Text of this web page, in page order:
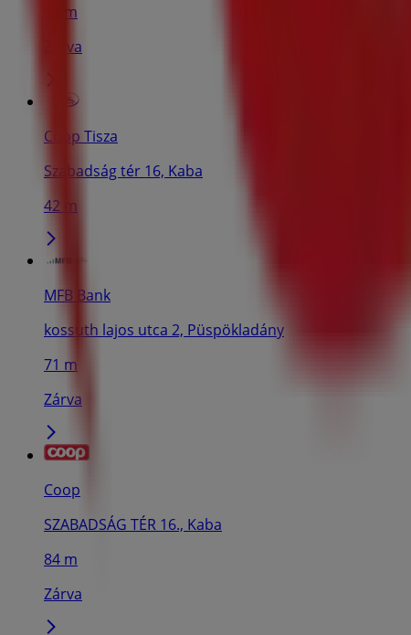
35 m
Zárva
Coop Tisza
Szabadság tér 16, Kaba
42 m
MFB Bank
kossuth lajos utca 2, Püspökladány
71 m
Zárva
Coop
SZABADSÁG TÉR 16., Kaba
84 m
Zárva